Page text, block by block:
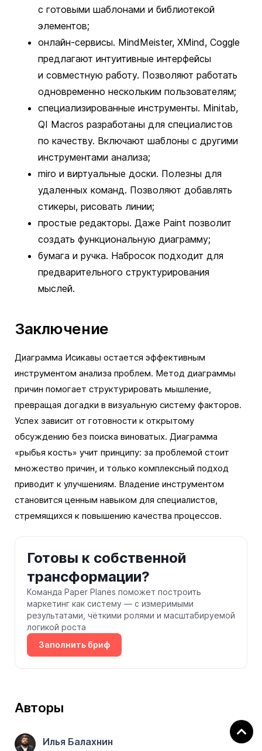
с готовыми шаблонами и библиотекой
элементов;
онлайн-сервисы. MindMeister, XMind, Coggle
предлагают интуитивные интерфейсы
и совместную работу. Позволяют работать
одновременно нескольким пользователям;
специализированные инструменты. Minitab,
QI Macros разработаны для специалистов
по качеству. Включают шаблоны с другими
инструментами анализа;
miro и виртуальные доски. Полезны для
удаленных команд. Позволяют добавлять
стикеры, рисовать линии;
простые редакторы. Даже Paint позволит
создать функциональную диаграмму;
бумага и ручка. Набросок подходит для
предварительного структурирования
мыслей.
Заключение
Диаграмма Исикавы остается эффективным
инструментом анализа проблем. Метод диаграммы
причин помогает структурировать мышление,
превращая догадки в визуальную систему факторов.
Успех зависит от готовности к открытому
обсуждению без поиска виноватых. Диаграмма
«рыбья кость» учит принципу: за проблемой стоит
множество причин, и только комплексный подход
приводит к улучшениям. Владение инструментом
становится ценным навыком для специалистов,
стремящихся к повышению качества процессов.
Готовы к собственной
трансформации?
Команда Paper Planes поможет построить
маркетинг как систему — с измеримыми
результатами, чёткими ролями и масштабируемой
логикой роста
Заполнить бриф
Авторы
Илья Балахнин